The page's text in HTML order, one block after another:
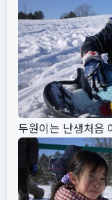
두원이는 난생처음